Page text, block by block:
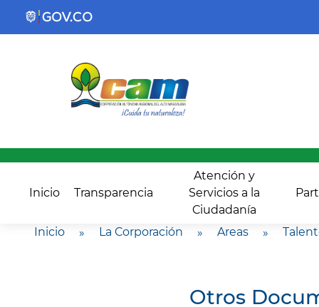
Inicio Transparencia
Atención y
Servicios a la
Ciudadanía
Inicio » La Corporación » Areas »
Otros